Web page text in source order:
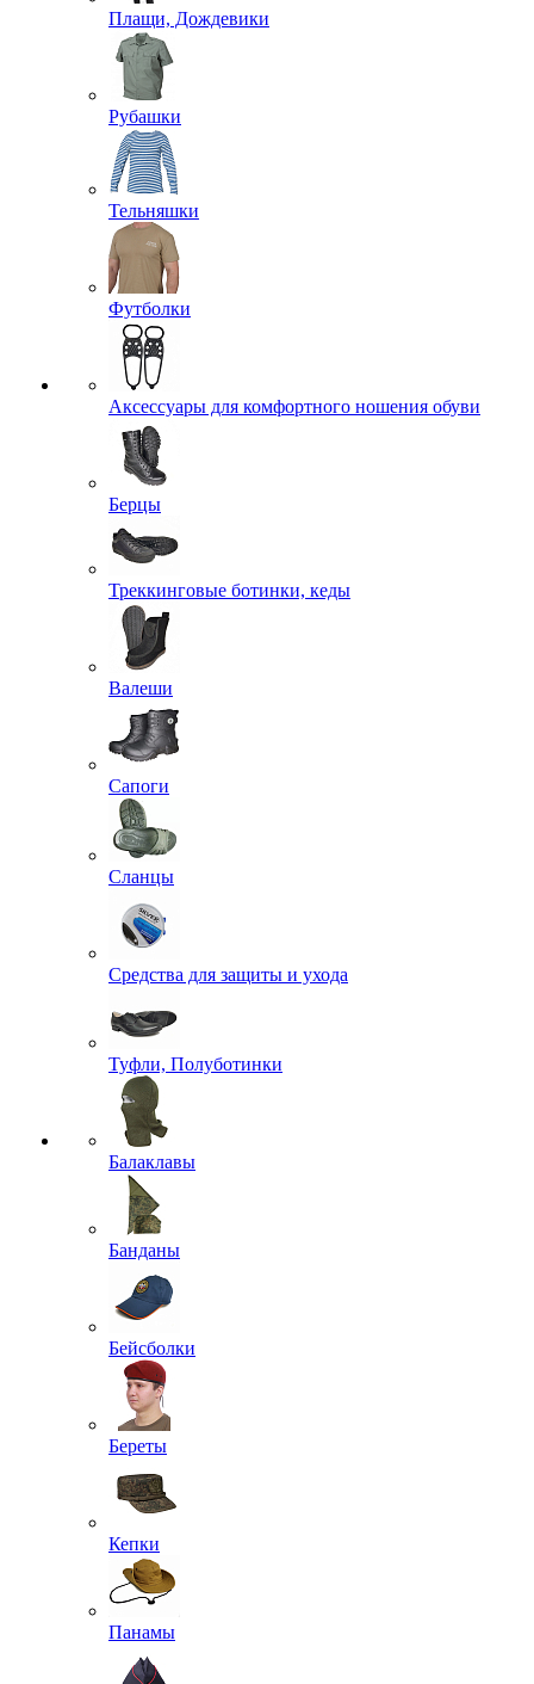
Плащи, Дождевики
Рубашки
Тельняшки
Футболки
Аксессуары для комфортного ношения обуви
Берцы
Треккинговые ботинки, кеды
Валеши
Сапоги
Сланцы
Средства для защиты и ухода
Туфли, Полуботинки
Балаклавы
Банданы
Бейсболки
Береты
Кепки
Панамы